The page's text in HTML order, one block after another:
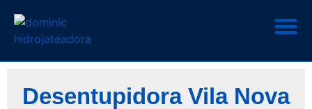
Desentupidora Vila Nova